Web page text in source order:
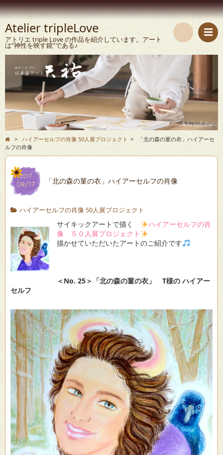
Atelier tripleLove
アトリエ triple Love の作品を紹介しています。アート
は”神性を映す鏡”である♪
検
> ハイアーセルフの肖像 50人展プロジェクト >
「北の森の菫の衣」ハイアーセ
ルフの肖像
2017
08/17 「北の森の菫の衣」ハイアーセルフの肖像
ハイアーセルフの肖像 50人展プロジェクト
サイキックアートで描く
ハイアーセルフの肖
像 ５０人展プロジェクト
描かせていただいたアートのご紹介です
＜No. 25＞「北の森の菫の衣」 T様の ハイアー
セルフ